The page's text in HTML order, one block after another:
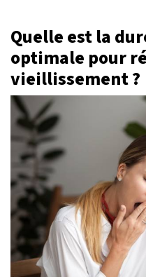
Quelle est la
optimale pour
vieillissement ?